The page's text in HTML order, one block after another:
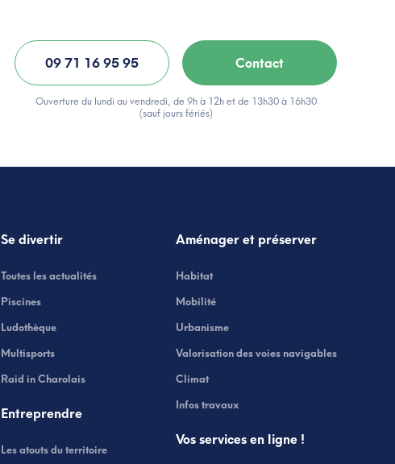
09 71 16 95 95 Contact
Ouverture du lundi au vendredi, de 9h à 12h et de 13h30 à 16h30
(sauf jours fériés)
Se divertir
Toutes les actualités
Piscines
Ludothèque
Multisports
Raid in Charolais
Entreprendre
Les atouts du territoire
Aménager et préserver
Habitat
Mobilité
Urbanisme
Valorisation des voies navigables
Climat
Infos travaux
Vos services en ligne !